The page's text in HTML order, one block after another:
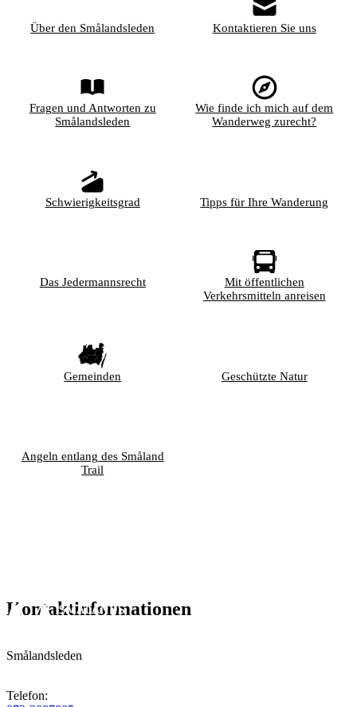
Über den Smålandsleden Kontaktieren Sie uns
Fragen und Antworten zu
Smålandsleden
Wie finde ich mich auf dem
Wanderweg zurecht?
Schwierigkeitsgrad Tipps für Ihre Wanderung
Das Jedermannsrecht
Mit öffentlichen
Verkehrsmitteln anreisen
Gemeinden Geschützte Natur
Angeln entlang des Småland
Trail
Kontaktinformationen
Smålandsleden
Telefon: